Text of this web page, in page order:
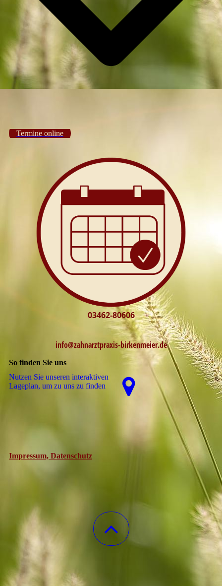
Termine online
03462-80606
info@zahnarztpraxis-birkenmeier.de
So finden Sie uns
Nutzen Sie unseren interaktiven
La­ge­plan, um zu uns zu finden
Impressum, Datenschutz